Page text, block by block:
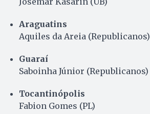
Araguatins
Aquiles da Areia (Republicanos)
Guaraí
Saboinha Júnior (Republicanos)
Tocantinópolis
Fabion Gomes (PL)